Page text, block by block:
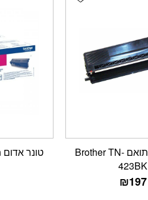
טונר שחור תואם Brother TN-
423BK
₪197